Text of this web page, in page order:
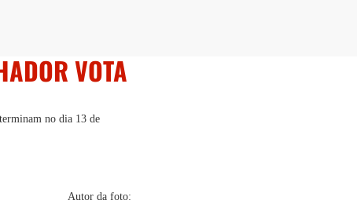
VOTA
no dia 13 de
Autor da foto: